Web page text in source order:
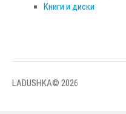
Книги и диски
LADUSHKA© 2026